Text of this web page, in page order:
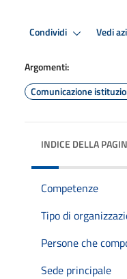
Condividi Vedi
Argomenti:
Comunicazione
INDICE DELLA
Competenze
Tipo di
Persone che
Sede principale